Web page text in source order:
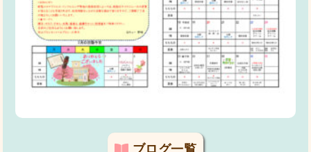
ブログ一覧